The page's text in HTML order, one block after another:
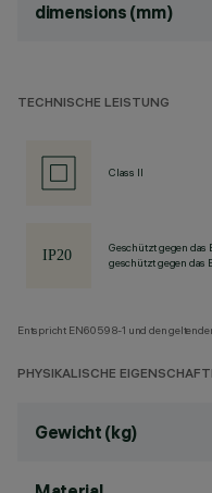
dimensions (mm)
TECHNISCHE LEISTUNG
Class II
Geschützt gegen das
geschützt gegen das
Entspricht EN60598-1 und den
PHYSIKALISCHE
Gewicht (kg)